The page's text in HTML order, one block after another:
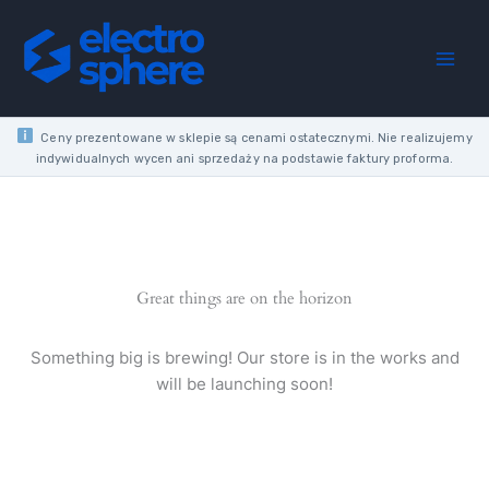
content
Ceny prezentowane w sklepie są cenami ostatecznymi. Nie realizujemy
indywidualnych wycen ani sprzedaży na podstawie faktury proforma.
Great things are on the horizon
Something big is brewing! Our store is in the works and
will be launching soon!
BSL220/E
sander
grit
quantity